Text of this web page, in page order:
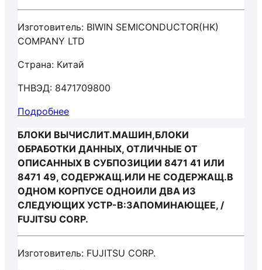
Изготовитель: BIWIN SEMICONDUCTOR(HK)
COMPANY LTD
Страна: Китай
ТНВЭД: 8471709800
Подробнее
БЛОКИ ВЫЧИСЛИТ.МАШИН,БЛОКИ
ОБРАБОТКИ ДАННЫХ, ОТЛИЧНЫЕ ОТ
ОПИСАННЫХ В СУБПОЗИЦИИ 8471 41 ИЛИ
8471 49, СОДЕРЖАЩ.ИЛИ НЕ СОДЕРЖАЩ.В
ОДНОМ КОРПУСЕ ОДНОИЛИ ДВА ИЗ
СЛЕДУЮЩИХ УСТР-В:ЗАПОМИНАЮЩЕЕ, /
FUJITSU CORP.
Изготовитель: FUJITSU CORP.